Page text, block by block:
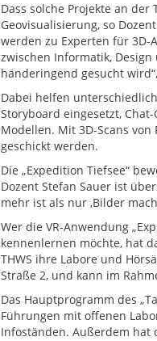
Dass solche Projekte an
Geovisualisierung, so
werden zu Experten für 3D-
zwischen Informatik,
händeringend gesucht
Dabei helfen
Storyboard eingesetzt,
Modellen. Mit 3D-Scans
geschickt werden.
Die „Expedition Tiefsee“
Dozent Stefan Sauer ist
mehr ist als nur ‚Bilder
Wer die VR-Anwendung
kennenlernen möchte, hat
THWS ihre Labore und
Straße 2, und kann im
Das Hauptprogramm des
Führungen mit offenen
Infoständen. Außerdem hat